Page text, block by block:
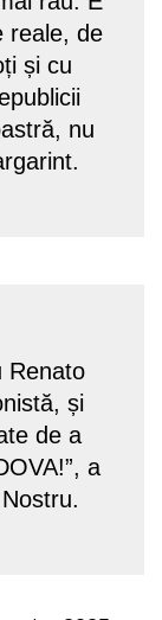
reale, de
și cu
nu
Renato
și
de a
a